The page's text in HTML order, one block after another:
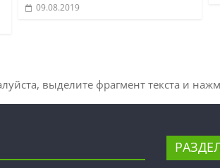
09.08.2019
выделите фрагмент текста и